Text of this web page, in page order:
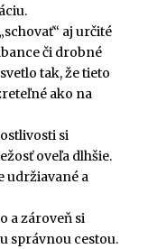
aj určité
či drobné
tak, že tieto
ako na
si
oveľa dlhšie.
udržiavané a
a zároveň si
správnou cestou.